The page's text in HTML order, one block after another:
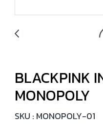
BLACKPINK
MONOPOLY
SKU : MONOPOLY-01